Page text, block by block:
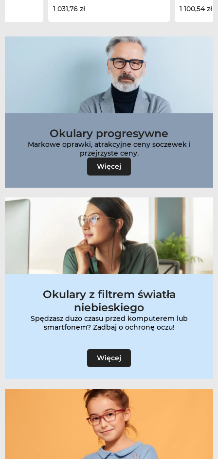
1 031,76 zł 1 100,54 zł
Okulary progresywne
Markowe oprawki, atrakcyjne ceny soczewek i
przejrzyste ceny.
Więcej
Okulary z filtrem światła
niebieskiego
Spędzasz dużo czasu przed komputerem lub
smartfonem? Zadbaj o ochronę oczu!
Więcej